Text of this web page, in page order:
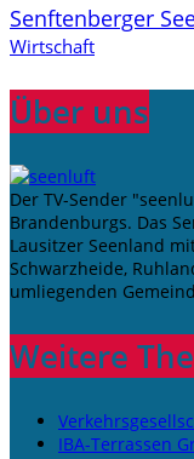
Senftenberger
Wirtschaft
Über uns
Der TV-Sender
Brandenburgs. Das
Lausitzer Seenland
Schwarzheide,
umliegenden
Weitere
IBA-Terrassen